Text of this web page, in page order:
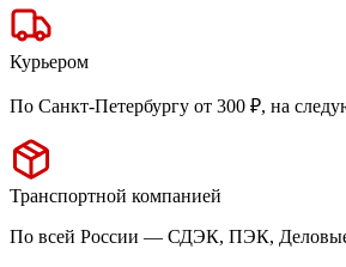
Курьером
По Санкт-Петербургу от 300 ₽, на
Транспортной компанией
По всей России — СДЭК, ПЭК,